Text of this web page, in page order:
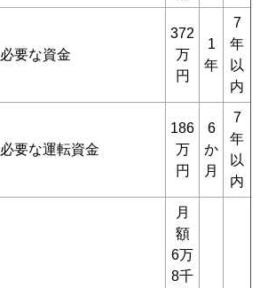
要な資金
372
万
円
1
年
7
年
以
内
要な運転資金
186
万
円
6
か
月
7
年
以
内
月
額
6万
8千